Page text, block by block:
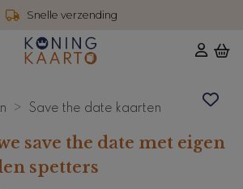
Snelle verzending
Save the date kaarten
save the date met eigen
spetters